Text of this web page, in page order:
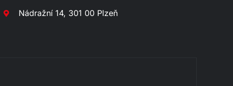
Nádražní 14, 301 00 Plzeň